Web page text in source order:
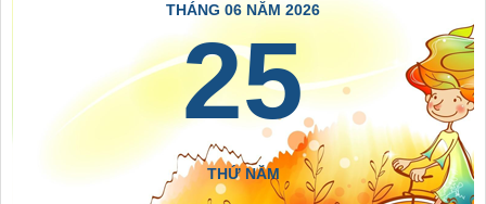
THÁNG 06 NĂM 2026
25
THỨ NĂM